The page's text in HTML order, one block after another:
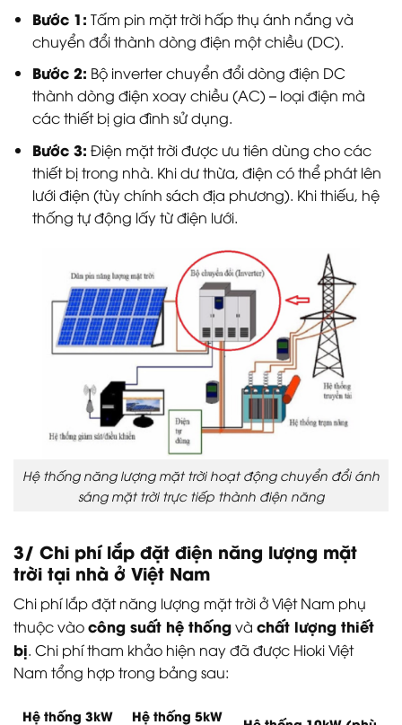
Bước 1: Tấm pin mặt trời hấp thụ ánh nắng và
chuyển đổi thành dòng điện một chiều (DC).
Bước 2: Bộ inverter chuyển đổi dòng điện DC
thành dòng điện xoay chiều (AC) – loại điện mà
các thiết bị gia đình sử dụng.
Bước 3: Điện mặt trời được ưu tiên dùng cho các
thiết bị trong nhà. Khi dư thừa, điện có thể phát lên
lưới điện (tùy chính sách địa phương). Khi thiếu, hệ
thống tự động lấy từ điện lưới.
Hệ thống năng lượng mặt trời hoạt động chuyển đổi ánh
sáng mặt trời trực tiếp thành điện năng
3/ Chi phí lắp đặt điện năng lượng mặt
trời tại nhà ở Việt Nam
Chi phí lắp đặt năng lượng mặt trời ở Việt Nam phụ
thuộc vàocông suất hệ thốngvà chất lượng thiết
bị. Chi phí tham khảo hiện nay đã được Hioki Việt
Nam tổng hợp trong bảng sau:
Hệ thống 3kW
Hệ thống 5kW